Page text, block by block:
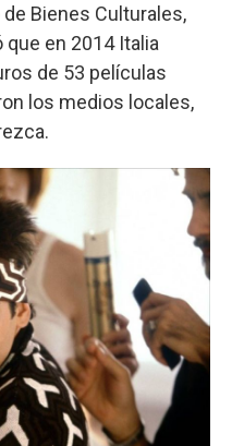
Bienes Culturales,
que en 2014 Italia
de 53 películas
los medios locales,